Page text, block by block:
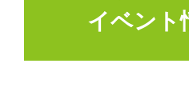
イベント